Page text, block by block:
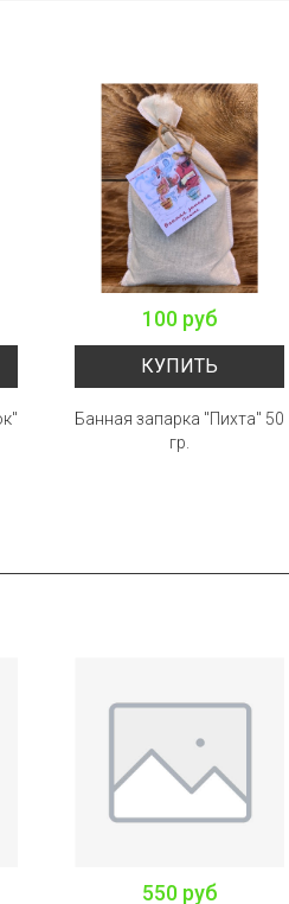
100 руб
КУПИТЬ
Банная запарка "Пихта" 50
гр.
550 руб